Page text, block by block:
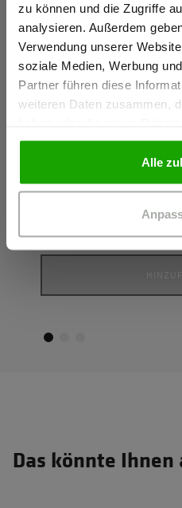
zu können und die Zugriffe
analysieren. Außerdem
Verwendung unserer
soziale Medien, Werbung
Partner führen diese
weiteren Daten zusammen,
gesammelt haben.
Alle
71,94 €
Das könnte Ihnen
Ich bestätige, dass ich
Preise werden